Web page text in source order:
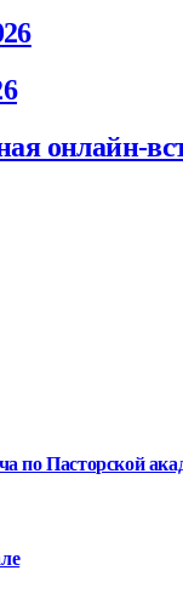
онлайн-
по Пасторской